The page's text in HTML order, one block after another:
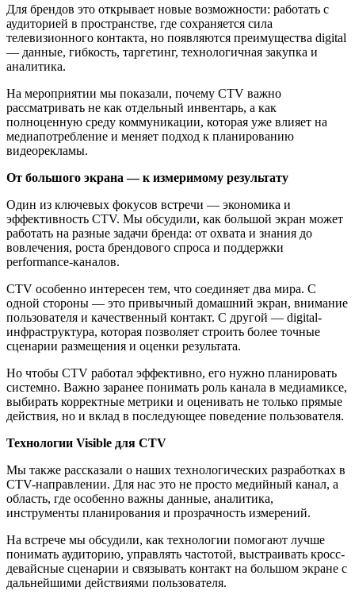
Для брендов это открывает новые возможности: работать с
аудиторией в пространстве, где сохраняется сила
телевизионного контакта, но появляются преимущества digital
— данные, гибкость, таргетинг, технологичная закупка и
аналитика.
На мероприятии мы показали, почему CTV важно
рассматривать не как отдельный инвентарь, а как
полноценную среду коммуникации, которая уже влияет на
медиапотребление и меняет подход к планированию
видеорекламы.
От большого экрана — к измеримому результату
Один из ключевых фокусов встречи — экономика и
эффективность CTV. Мы обсудили, как большой экран может
работать на разные задачи бренда: от охвата и знания до
вовлечения, роста брендового спроса и поддержки
performance-каналов.
CTV особенно интересен тем, что соединяет два мира. С
одной стороны — это привычный домашний экран, внимание
пользователя и качественный контакт. С другой — digital-
инфраструктура, которая позволяет строить более точные
сценарии размещения и оценки результата.
Но чтобы CTV работал эффективно, его нужно планировать
системно. Важно заранее понимать роль канала в медиамиксе,
выбирать корректные метрики и оценивать не только прямые
действия, но и вклад в последующее поведение пользователя.
Технологии Visible для CTV
Мы также рассказали о наших технологических разработках в
CTV-направлении. Для нас это не просто медийный канал, а
область, где особенно важны данные, аналитика,
инструменты планирования и прозрачность измерений.
На встрече мы обсудили, как технологии помогают лучше
понимать аудиторию, управлять частотой, выстраивать кросс-
девайсные сценарии и связывать контакт на большом экране с
дальнейшими действиями пользователя.